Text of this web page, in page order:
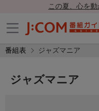
この夏、心を
番組表 ジャズマニア
ジャズマニア